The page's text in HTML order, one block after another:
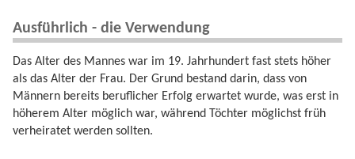
Ausführlich - die Verwendung
Das Alter des Mannes war im 19. Jahrhundert fast stets höher
als das Alter der Frau. Der Grund bestand darin, dass von
Männern bereits beruflicher Erfolg erwartet wurde, was erst in
höherem Alter möglich war, während Töchter möglichst früh
verheiratet werden sollten.